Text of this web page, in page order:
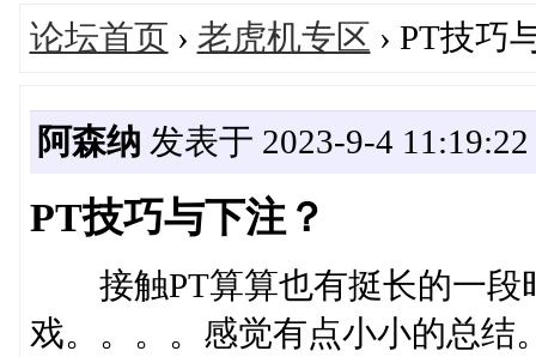
论坛首页 › 老虎机专区 › PT技巧
阿森纳 发表于 2023-9-4 11:19:22
PT技巧与下注？
接触PT算算也有挺长的一段
戏。。。。感觉有点小小的总结